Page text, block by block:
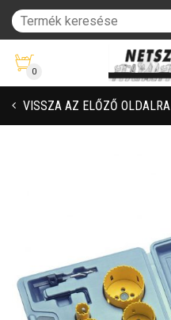
0
VISSZA AZ ELŐZŐ OLDALRA